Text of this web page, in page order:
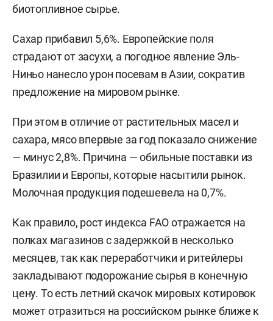
биотопливное сырье.
Сахар прибавил 5,6%. Европейские поля
страдают от засухи, а погодное явление Эль-
Ниньо нанесло урон посевам в Азии, сократив
предложение на мировом рынке.
При этом в отличие от растительных масел и
сахара, мясо впервые за год показало снижение
— минус 2,8%. Причина — обильные поставки из
Бразилии и Европы, которые насытили рынок.
Молочная продукция подешевела на 0,7%.
Как правило, рост индекса FAO отражается на
полках магазинов с задержкой в несколько
месяцев, так как переработчики и ритейлеры
закладывают подорожание сырья в конечную
цену. То есть летний скачок мировых котировок
может отразиться на российском рынке ближе к